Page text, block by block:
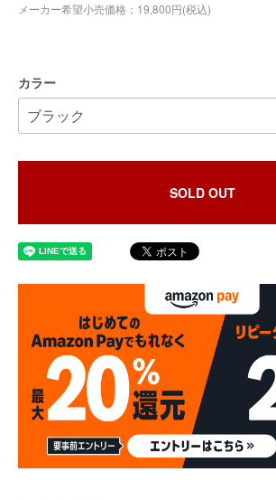
メーカー希望小売価格：19,800円(税込)
カラー
SOLD OUT